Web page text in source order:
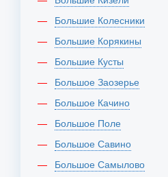
Большие Колесники
Большие Корякины
Большие Кусты
Большое Заозерье
Большое Качино
Большое Поле
Большое Савино
Большое Самылово